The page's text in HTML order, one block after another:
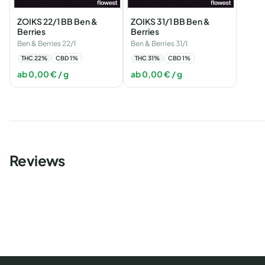
ZOIKS 22/1 BB Ben &
Berries
Ben & Berries 22/1
THC 22% CBD1%
ab0,00€ / g
ZOIKS 31/1 BB Ben &
Berries
Ben & Berries 31/1
THC 31% CBD1%
ab0,00€ / g
Reviews